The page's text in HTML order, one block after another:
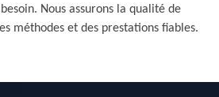
Nous assurons la qualité de
méthodes et des prestations fiables.